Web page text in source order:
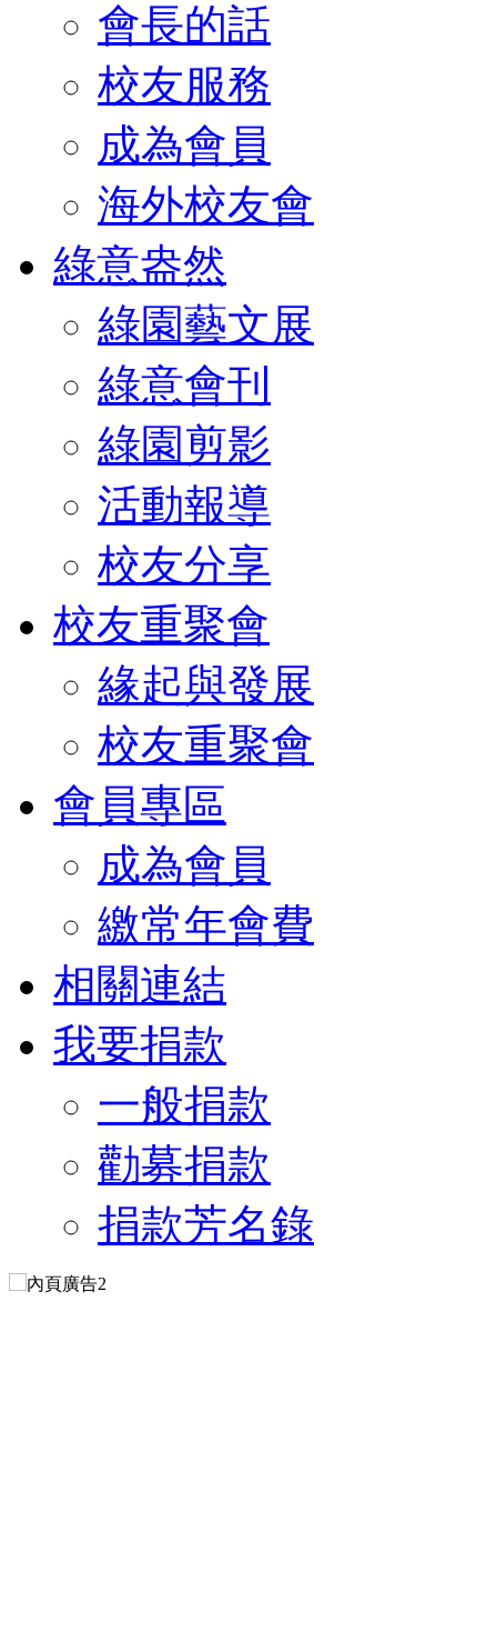
會長的話
校友服務
成為會員
海外校友會
綠意盎然
綠園藝文展
綠意會刊
綠園剪影
活動報導
校友分享
校友重聚會
緣起與發展
校友重聚會
會員專區
成為會員
繳常年會費
相關連結
我要捐款
一般捐款
勸募捐款
捐款芳名錄